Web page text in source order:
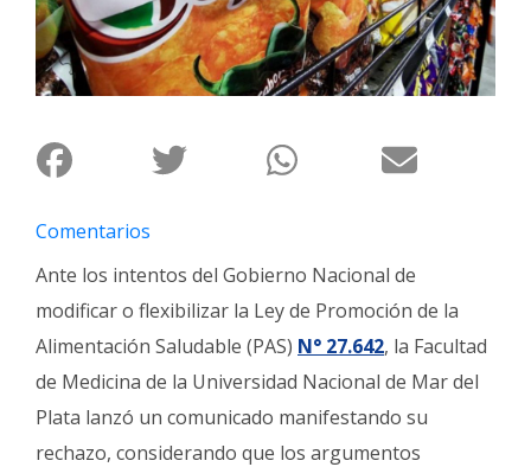
Ciudad
Deportes
Arte
Espectáculos
Cartelera
Fotos
de
Familia
Clasificados
Fúnebres
Comentarios
Ante los intentos del Gobierno Nacional de
modificar o flexibilizar la Ley de Promoción de la
Alimentación Saludable (PAS) N° 27.642, la Facultad
de Medicina de la Universidad Nacional de Mar del
Plata lanzó un comunicado manifestando su
rechazo, considerando que los argumentos